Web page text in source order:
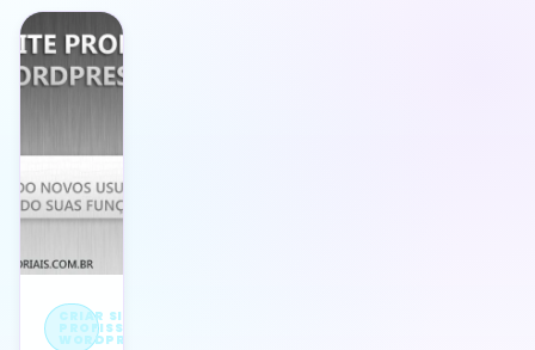
CRIAR SITE
PROFISSIONAL
WORDPRESS